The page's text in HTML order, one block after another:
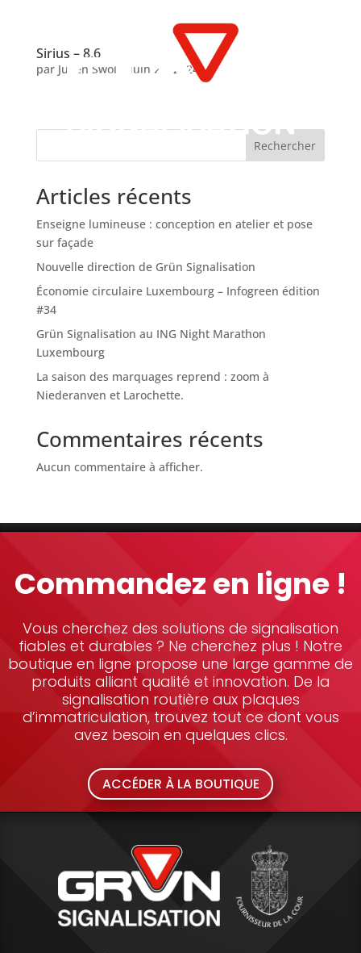
Sirius – 8.6
par Julien Swol Juin 28, 2024
Rechercher
Articles récents
Enseigne lumineuse : conception en atelier et pose
sur façade
Nouvelle direction de Grün Signalisation
Économie circulaire Luxembourg – Infogreen édition
#34
Grün Signalisation au ING Night Marathon
Luxembourg
La saison des marquages reprend : zoom à
Niederanven et Larochette.
Commentaires récents
Aucun commentaire à afficher.
Commandez en ligne !
Vous cherchez des solutions de signalisation
fiables et durables ? Ne cherchez plus ! Notre
boutique en ligne propose une large gamme de
produits alliant qualité et innovation. De la
signalisation routière aux plaques
d’immatriculation, trouvez tout ce dont vous
avez besoin en quelques clics.
ACCÉDER À LA BOUTIQUE